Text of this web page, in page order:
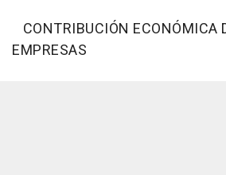
CONTRIBUCIÓN ECONÓMICA
EMPRESAS